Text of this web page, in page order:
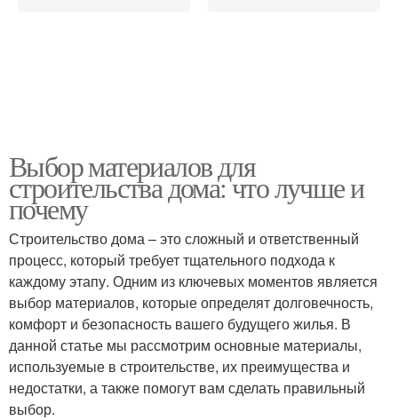
Выбор материалов для
строительства дома: что лучше и
почему
Строительство дома – это сложный и ответственный
процесс, который требует тщательного подхода к
каждому этапу. Одним из ключевых моментов является
выбор материалов, которые определят долговечность,
комфорт и безопасность вашего будущего жилья. В
данной статье мы рассмотрим основные материалы,
используемые в строительстве, их преимущества и
недостатки, а также помогут вам сделать правильный
выбор.